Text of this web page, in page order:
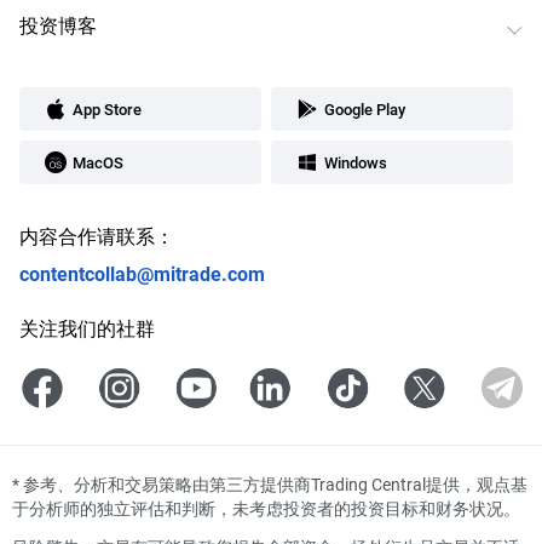
投资博客
App Store Google Play
MacOS Windows
内容合作请联系：
contentcollab@mitrade.com
关注我们的社群
*参考、分析和交易策略由第三方提供商Trading Central提供，观点基
于分析师的独立评估和判断，未考虑投资者的投资目标和财务状况。